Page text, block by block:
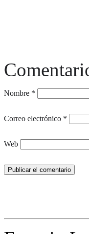
Nombre *
Correo electrónico *
Web